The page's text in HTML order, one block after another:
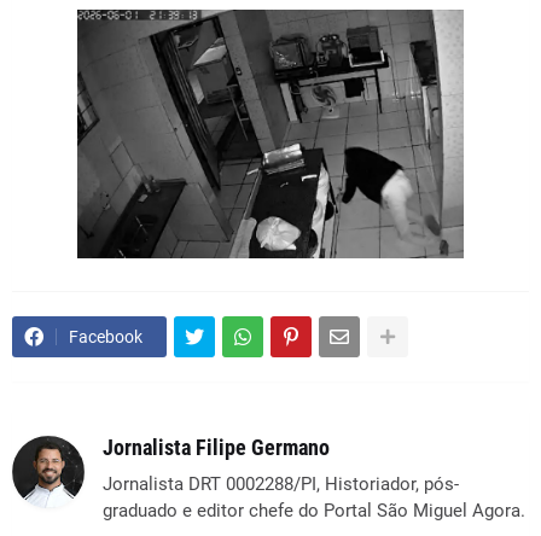
Facebook
Jornalista Filipe Germano
Jornalista DRT 0002288/PI, Historiador, pós-
graduado e editor chefe do Portal São Miguel Agora.